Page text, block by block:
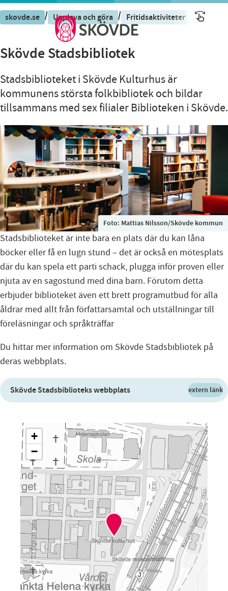
skovde.se / Uppleva och göra / Fritidsaktiviteter Skövde
Skövde Stadsbibliotek
Stadsbiblioteket i Skövde Kulturhus är
kommunens största folkbibliotek och bildar
tillsammans med sex filialer Biblioteken i Skövde.
Foto: Mattias Nilsson/Skövde kommun
Stadsbiblioteket är inte bara en plats där du kan låna
böcker eller få en lugn stund – det är också en mötesplats
där du kan spela ett parti schack, plugga inför proven eller
njuta av en sagostund med dina barn. Förutom detta
erbjuder biblioteket även ett brett programutbud för alla
åldrar med allt från författarsamtal och utställningar till
föreläsningar och språkträffar
Du hittar mer information om Skövde Stadsbibliotek på
deras webbplats.
Skövde Stadsbiblioteks webbplats extern länk
+
−